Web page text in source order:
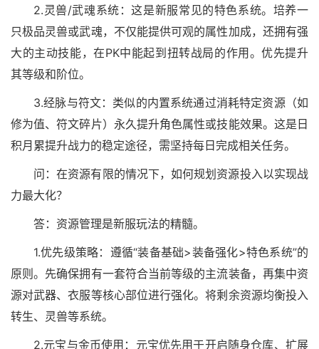
2.灵兽/武魂系统：这是新服常见的特色系统。培养一
只极品灵兽或武魂，不仅能提供可观的属性加成，还拥有强
大的主动技能，在PK中能起到扭转战局的作用。优先提升
其等级和阶位。
3.经脉与符文：类似的内置系统通过消耗特定资源（如
修为值、符文碎片）永久提升角色属性或技能效果。这是日
积月累提升战力的稳定途径，需坚持每日完成相关任务。
问：在资源有限的情况下，如何规划资源投入以实现战
力最大化？
答：资源管理是新服玩法的精髓。
1.优先级策略：遵循“装备基础>装备强化>特色系统”的
原则。先确保拥有一套符合当前等级的主流装备，再集中资
源对武器、衣服等核心部位进行强化。将剩余资源均衡投入
转生、灵兽等系统。
2.元宝与金币使用：元宝优先用于开启随身仓库、扩展